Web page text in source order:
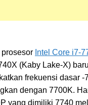
Intel Core i7-
(Kaby Lake-X)
frekuensi dasar
dengan 7700K.
yang dimiliki 7740